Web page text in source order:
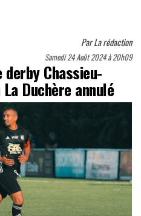
ParLa rédaction
Samedi 24 Août 2024 à 20h09
Chassieu-
Duchère annulé